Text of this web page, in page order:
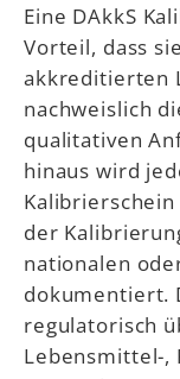
Eine DAkkS
Vorteil, dass
akkreditierten
nachweislich
qualitativen
hinaus wird
der
nationalen
dokumentiert.
regulatorisch
Lebensmittel-,